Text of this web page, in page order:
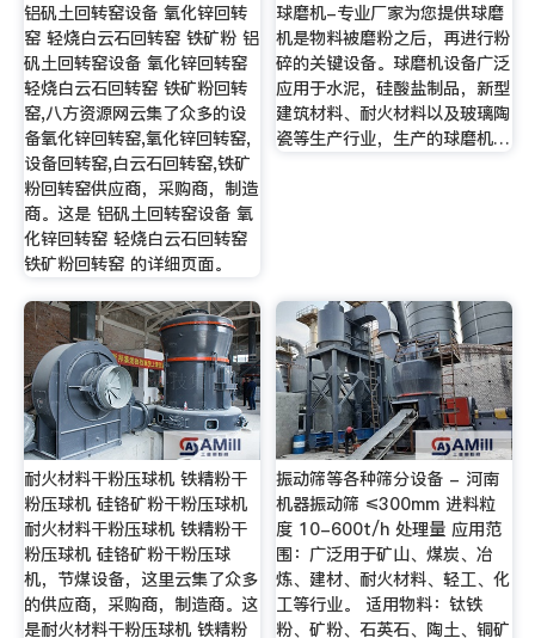
铝矾土回转窑设备 氧化锌回转
窑 轻烧白云石回转窑 铁矿粉 铝
矾土回转窑设备 氧化锌回转窑
轻烧白云石回转窑 铁矿粉回转
窑,八方资源网云集了众多的设
备氧化锌回转窑,氧化锌回转窑,
设备回转窑,白云石回转窑,铁矿
粉回转窑供应商，采购商，制造
商。这是 铝矾土回转窑设备 氧
化锌回转窑 轻烧白云石回转窑
铁矿粉回转窑 的详细页面。
球磨机-专业厂家为您提供球磨
机是物料被磨粉之后，再进行粉
碎的关键设备。球磨机设备广泛
应用于水泥，硅酸盐制品，新型
建筑材料、耐火材料以及玻璃陶
瓷等生产行业，生产的球磨机…
耐火材料干粉压球机 铁精粉干
粉压球机 硅铬矿粉干粉压球机
耐火材料干粉压球机 铁精粉干
粉压球机 硅铬矿粉干粉压球
机，节煤设备，这里云集了众多
的供应商，采购商，制造商。这
是耐火材料干粉压球机 铁精粉
振动筛等各种筛分设备 - 河南
机器振动筛 ≤300mm 进料粒
度 10-600t/h 处理量 应用范
围：广泛用于矿山、煤炭、冶
炼、建材、耐火材料、轻工、化
工等行业。 适用物料：钛铁
粉、矿粉、石英石、陶土、铜矿